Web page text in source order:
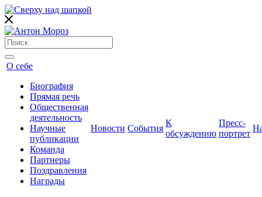
О себе
Биография
Прямая речь
Общественная
деятельность
Научные
публикации
Команда
Партнеры
Поздравления
Награды
Новости События
К
обсуждению
Пресс-
портрет